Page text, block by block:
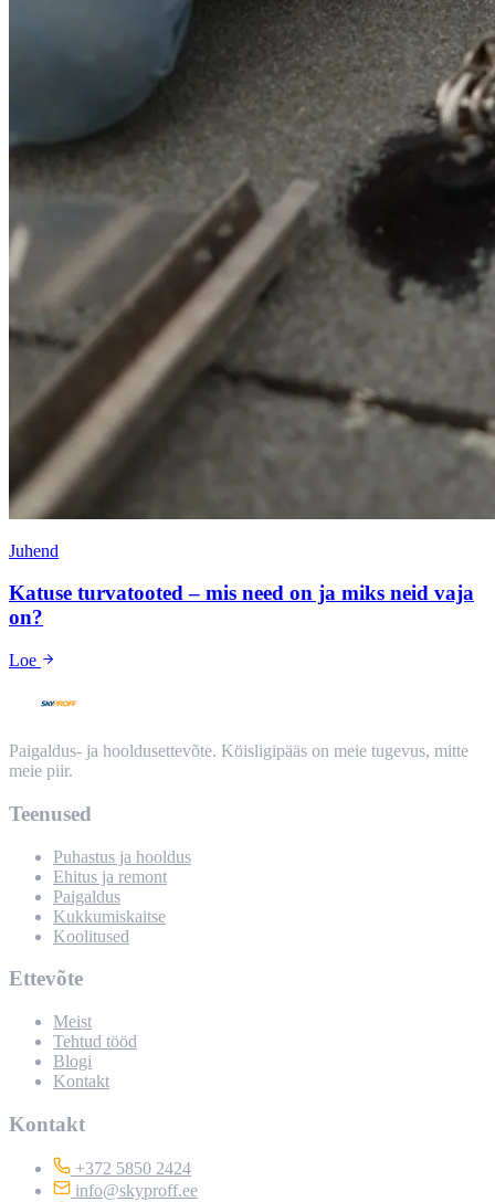
Juhend
Katuse turvatooted – mis need on ja miks neid vaja
on?
Loe
Paigaldus- ja hooldusettevõte. Köisligipääs on meie tugevus, mitte
meie piir.
Teenused
Puhastus ja hooldus
Ehitus ja remont
Paigaldus
Kukkumiskaitse
Koolitused
Ettevõte
Meist
Tehtud tööd
Blogi
Kontakt
Kontakt
+372 5850 2424
info@skyproff.ee